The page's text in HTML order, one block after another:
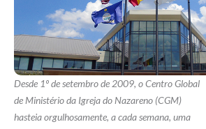
Desde 1º de setembro de 2009, o Centro Global
de Ministério da Igreja do Nazareno (CGM)
hasteia orgulhosamente, a cada semana, uma